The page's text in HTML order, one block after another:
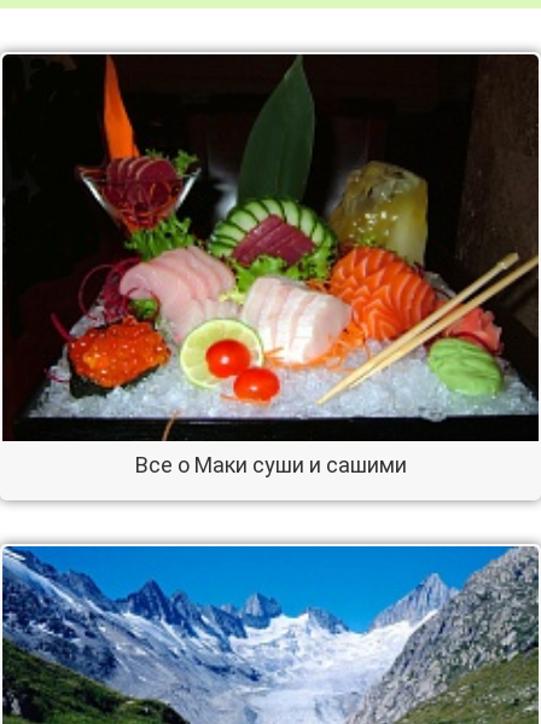
Все о Маки суши и сашими